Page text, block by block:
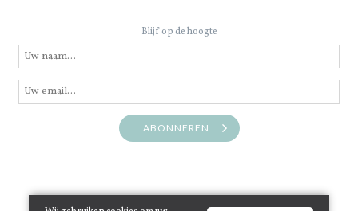
Blijf op de hoogte
ABONNEREN